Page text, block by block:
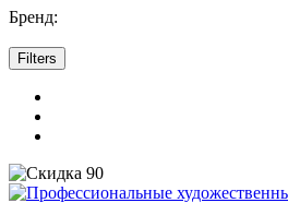
Бренд:
Filters